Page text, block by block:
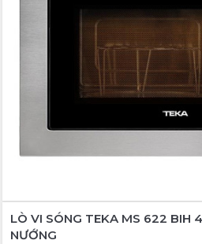
LÒ VI SÓNG TEKA MS 622 BIH
NƯỚNG